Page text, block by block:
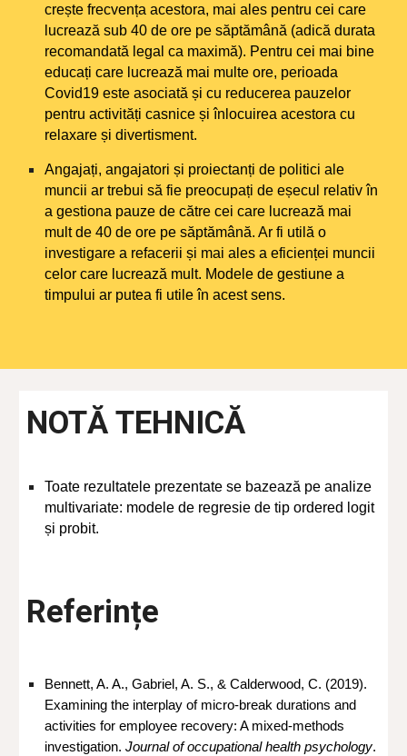
crește frecvența acestora, mai ales pentru cei care
lucrează sub 40 de ore pe săptămână (adică durata
recomandată legal ca maximă). Pentru cei mai bine
educați care lucrează mai multe ore, perioada
Covid19 este asociată și cu reducerea pauzelor
pentru activități casnice și înlocuirea acestora cu
relaxare și divertisment.
Angajați, angajatori și proiectanți de politici ale
muncii ar trebui să fie preocupați de eșecul relativ în
a gestiona pauze de către cei care lucrează mai
mult de 40 de ore pe săptămână. Ar fi utilă o
investigare a refacerii și mai ales a eficienței muncii
celor care lucrează mult. Modele de gestiune a
timpului ar putea fi utile în acest sens.
NOTĂ TEHNICĂ
Toate rezultatele prezentate se bazează pe analize
multivariate: modele de regresie de tip ordered logit
și probit.
Referințe
Bennett, A. A., Gabriel, A. S., & Calderwood, C. (2019).
Examining the interplay of micro-break durations and
activities for employee recovery: A mixed-methods
investigation.Journal of occupational health psychology.